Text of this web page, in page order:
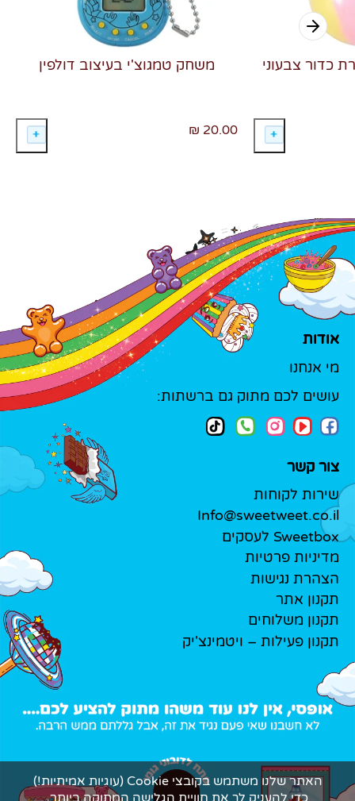
משחק טמגוצ'י בעיצוב דולפין
20.00 ₪
כדור צבעוני
אודות
מי אנחנו
עושים לכם מתוק גם ברשתות:
צור קשר
שירות לקוחות
Info@sweetweet.co.il
Sweetbox לעסקים
מדיניות פרטיות
הצהרת נגישות
תקנון אתר
תקנון משלוחים
תקנון פעילות – ויטמינצ'יק
האתר שלנו משתמש בקובצי Cookie (עוגיות אמיתיות!)
כדי להעניק לך את חוויית הגלישה המתוקה ביותר.